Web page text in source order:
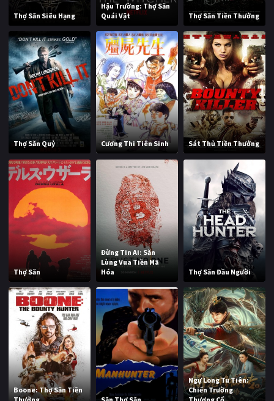
Thợ Săn Siêu Hạng
Hậu Trường: Thợ Săn
Quái Vật
Thợ Săn Tiền Thưởng
Thợ Săn Quỷ Cương Thi Tiên Sinh Sát Thủ Tiền Thưởng
Thợ Săn
Đừng Tin Ai: Săn
Lùng Vua Tiền Mã
Hóa
Thợ Săn Đầu Người
Boone: Thợ Săn Tiền
Ngự Long Tu Tiên:
Chiến Trường